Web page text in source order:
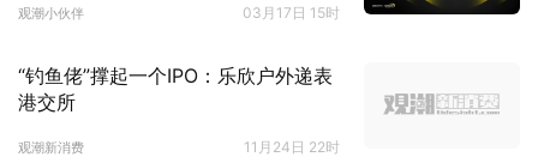
观潮小伙伴 03月17日 15时
“钓鱼佬”撑起一个IPO：乐欣户外递表
港交所
观潮新消费 11月24日 22时